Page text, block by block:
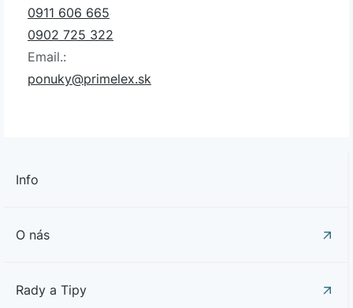
0911 606 665
0902 725 322
Email.:
ponuky@primelex.sk
Info
O nás
Rady a Tipy